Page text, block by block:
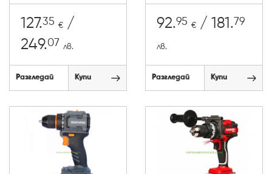
127.35 € /
249.07 лв.
Разгледай Купи
92.95 € / 181.79
лв.
Разгледай Купи